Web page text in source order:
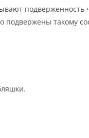
подвержены такому